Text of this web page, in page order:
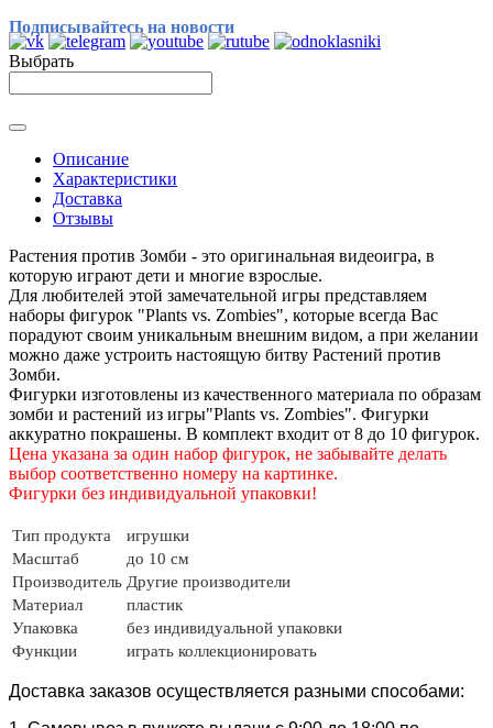
Подписывайтесь на новости
Выбрать
Описание
Характеристики
Доставка
Отзывы
Растения против Зомби - это оригинальная видеоигра, в
которую играют дети и многие взрослые.
Для любителей этой замечательной игры представляем
наборы фигурок "Plants vs. Zombies", которые всегда Вас
порадуют своим уникальным внешним видом, а при желании
можно даже устроить настоящую битву Растений против
Зомби.
Фигурки изготовлены из качественного материала по образам
зомби и растений из игры"Plants vs. Zombies". Фигурки
аккуратно покрашены. В комплект входит от 8 до 10 фигурок.
Цена указана за один набор фигурок, не забывайте делать
выбор соответственно номеру на картинке.
Фигурки без индивидуальной упаковки!
Тип продукта
игрушки
Масштаб
до 10 см
Производитель Другие производители
Материал
пластик
Упаковка
без индивидуальной упаковки
Функции
играть коллекционировать
Доставка заказов осуществляется разными способами: